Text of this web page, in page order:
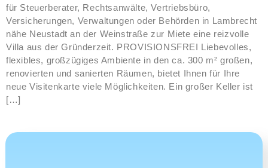
für Steuerberater, Rechtsanwälte, Vertriebsbüro,
Versicherungen, Verwaltungen oder Behörden in Lambrecht
nähe Neustadt an der Weinstraße zur Miete eine reizvolle
Villa aus der Gründerzeit. PROVISIONSFREI Liebevolles,
flexibles, großzügiges Ambiente in den ca. 300 m² großen,
renovierten und sanierten Räumen, bietet Ihnen für Ihre
neue Visitenkarte viele Möglichkeiten. Ein großer Keller ist
[…]